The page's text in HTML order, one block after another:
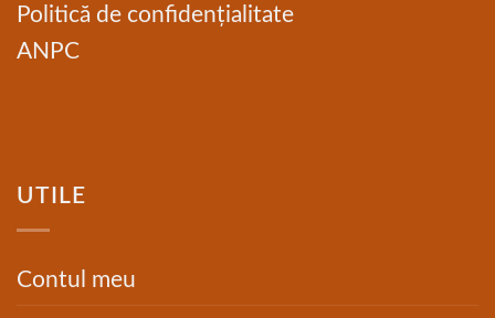
Politică de confidențialitate
ANPC
UTILE
Contul meu